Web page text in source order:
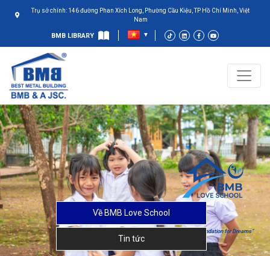
Trụ sở chính: 146 đường Phan Xích Long, Phường Cầu Kiệu, TP Hồ Chí Minh, Việt
Nam
BMB LIBRARY
“A Strong Foundation for Dreams”
Về BMB Love School
Tin tức